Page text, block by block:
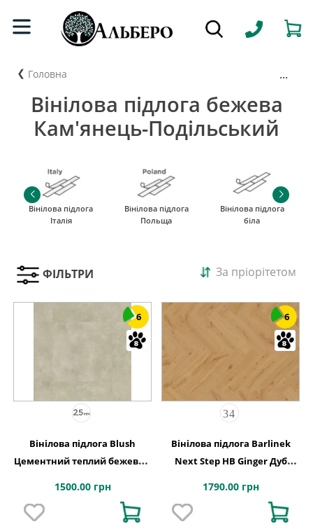
Головна ...
Вінілова підлога бежева
Кам'янець-Подільський
Вінілова підлога
Італія
Вінілова підлога
Польща
Вінілова підлога
біла
ФІЛЬТРИ За пріорітетом
6
Вінілова підлога Blush
Цементний теплий бежевий
1500.00 грн
6
Вінілова підлога Barlinek
Next Step HB Ginger Дуб
1790.00 грн